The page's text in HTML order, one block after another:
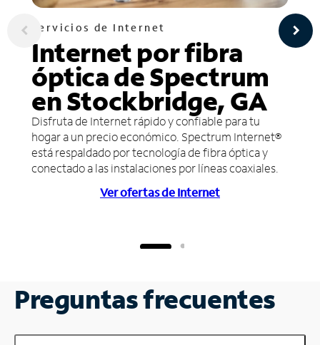
Servicios de Internet
Internet por fibra
óptica de Spectrum
en Stockbridge, GA
Disfruta de Internet rápido y confiable para tu
hogar a un precio económico. Spectrum Internet®
está respaldado por tecnología de fibra óptica y
conectado a las instalaciones por líneas coaxiales.
Ver ofertas de Internet
Preguntas frecuentes